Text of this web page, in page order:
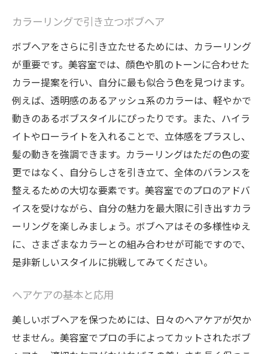
カラーリングで引き立つボブヘア
ボブヘアをさらに引き立たせるためには、カラーリング
が重要です。美容室では、顔色や肌のトーンに合わせた
カラー提案を行い、自分に最も似合う色を見つけます。
例えば、透明感のあるアッシュ系のカラーは、軽やかで
動きのあるボブスタイルにぴったりです。また、ハイラ
イトやローライトを入れることで、立体感をプラスし、
髪の動きを強調できます。カラーリングはただの色の変
更ではなく、自分らしさを引き立て、全体のバランスを
整えるための大切な要素です。美容室でのプロのアドバ
イスを受けながら、自分の魅力を最大限に引き出すカラ
ーリングを楽しみましょう。ボブヘアはその多様性ゆえ
に、さまざまなカラーとの組み合わせが可能ですので、
是非新しいスタイルに挑戦してみてください。
ヘアケアの基本と応用
美しいボブヘアを保つためには、日々のヘアケアが欠か
せません。美容室でプロの手によってカットされたボブ